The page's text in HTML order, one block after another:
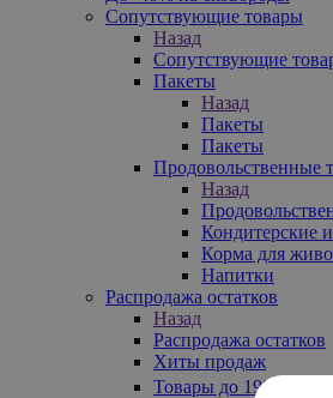
Сопутствующие товары
Назад
Сопутствующие
Пакеты
Назад
Пакеты
Пакеты
Продовольственные
Назад
Кондитерские
Корма для
Напитки
Распродажа остатков
Назад
Распродажа остатков
Хиты продаж
Товары до 199₽